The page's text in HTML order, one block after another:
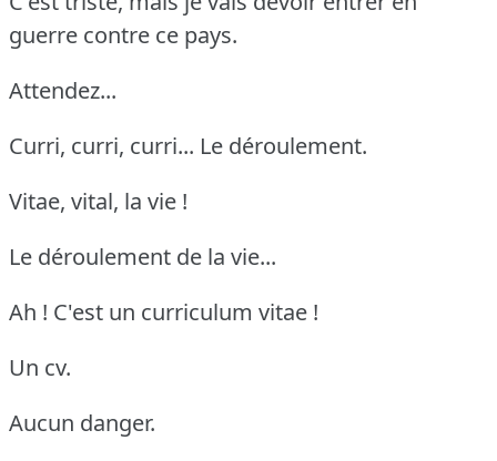
guerre contre ce pays.
Attendez...
Curri, curri, curri... Le déroulement.
Vitae, vital, la vie !
Le déroulement de la vie...
Ah ! C'est un curriculum vitae !
Un cv.
Aucun danger.